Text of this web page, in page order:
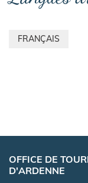
FRANÇAIS
OFFICE DE
D'ARDENNE